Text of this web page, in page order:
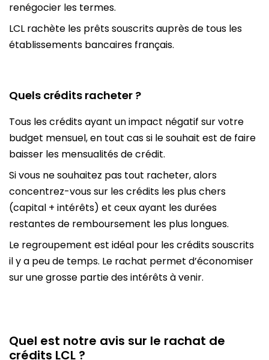
renégocier les termes.
LCL rachète les prêts souscrits auprès de tous les
établissements bancaires français.
Quels crédits racheter ?
Tous les crédits ayant un impact négatif sur votre
budget mensuel, en tout cas si le souhait est de faire
baisser les mensualités de crédit.
Si vous ne souhaitez pas tout racheter, alors
concentrez-vous sur les crédits les plus chers
(capital + intérêts) et ceux ayant les durées
restantes de remboursement les plus longues.
Le regroupement est idéal pour les crédits souscrits
il y a peu de temps. Le rachat permet d’économiser
sur une grosse partie des intérêts à venir.
Quel est notre avis sur le rachat de
crédits LCL ?